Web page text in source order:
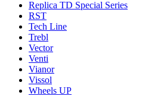
Replica TD Special Series
RST
Tech Line
Trebl
Vector
Venti
Vianor
Vissol
Wheels UP